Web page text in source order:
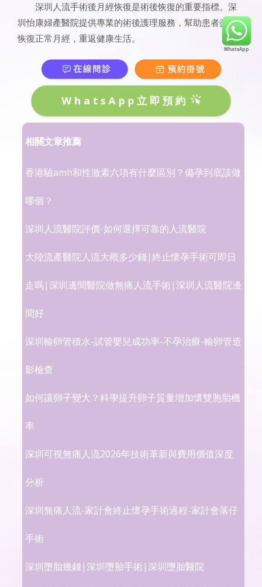
深圳人流手術後月經恢復是術後恢復的重要指標。深
圳怡康婦產醫院提供專業的術後護理服務，幫助患者盡快
恢復正常月經，重返健康生活。
WhatsApp立即預約
相關文章推薦
香港驗amh和性激素六項有什麼區別？備孕到底該做
哪個？
深圳人流醫院評價-如何選擇可靠的人流醫院
大陸流產醫院人流大概多少錢|終止懷孕手術可即日
走嗎|深圳邊間醫院做無痛人流手術|深圳人流醫院邊
間好
深圳輸卵管積水-試管嬰兒成功率-不孕治療-輸卵管造
影檢查
如何讓卵子變大？科學提升卵子質量增加懷雙胞胎機
率
深圳可視無痛人流2026年技術革新與費用價值深度
分析
深圳無痛人流-家計會終止懷孕手術過程-家計會落仔
手術
深圳墮胎幾錢|深圳墮胎手術|深圳墮胎醫院